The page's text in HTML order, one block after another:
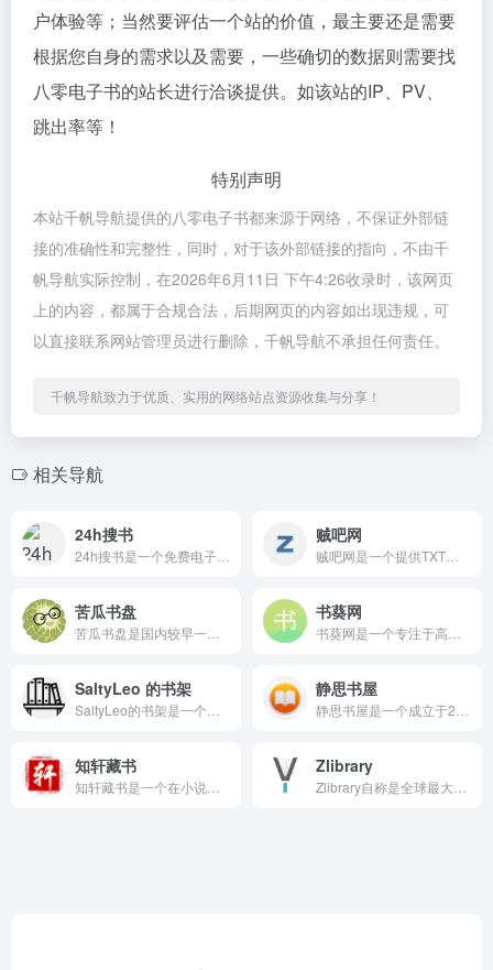
户体验等；当然要评估一个站的价值，最主要还是需要
根据您自身的需求以及需要，一些确切的数据则需要找
八零电子书的站长进行洽谈提供。如该站的IP、PV、
跳出率等！
特别声明
本站千帆导航提供的八零电子书都来源于网络，不保证外部链
接的准确性和完整性，同时，对于该外部链接的指向，不由千
帆导航实际控制，在2026年6月11日 下午4:26收录时，该网页
上的内容，都属于合规合法，后期网页的内容如出现违规，可
以直接联系网站管理员进行删除，千帆导航不承担任何责任。
千帆导航致力于优质、实用的网络站点资源收集与分享！
相关导航
24h搜书 贼吧网
苦瓜书盘 书葵网
SaltyLeo 的书架 静思书屋
知轩藏书 Zlibrary